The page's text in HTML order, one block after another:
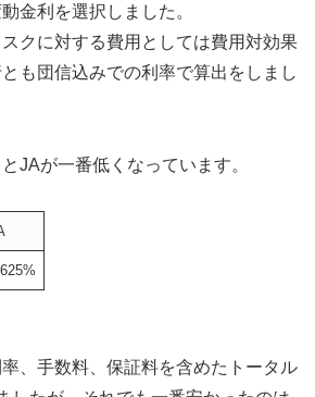
金利を選択しました。
クに対する費用としては費用対効果
も団信込みでの利率で算出をしまし
JAが一番低くなっています。
、手数料、保証料を含めたトータル